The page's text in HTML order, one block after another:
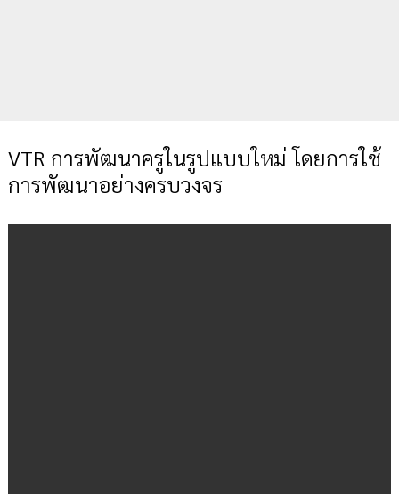
VTR การพัฒนาครูในรูปแบบใหม่ โดยการใช้
การพัฒนาอย่างครบวงจร